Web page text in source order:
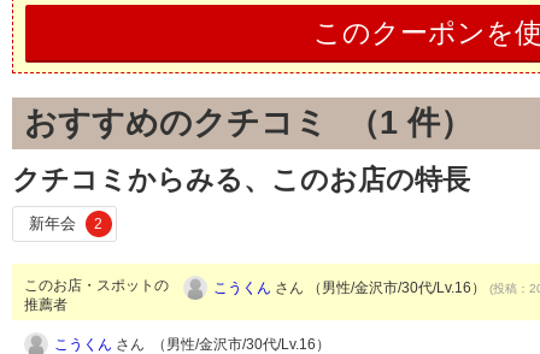
このクーポンを
おすすめのクチコミ （1 件）
クチコミからみる、このお店の特長
新年会 2
このお店・スポットの
推薦者
こうくん さん （男性/金沢市/30代/Lv.16） (投稿：
こうくん さん （男性/金沢市/30代/Lv.16）